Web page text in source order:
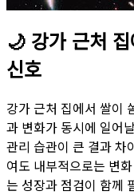
🌙 강가 근처
신호
강가 근처 집에서 쌀이
과 변화가 동시에 일어
관리 습관이 큰 결과 차
여도 내부적으로는 변
는 성장과 점검이 함께